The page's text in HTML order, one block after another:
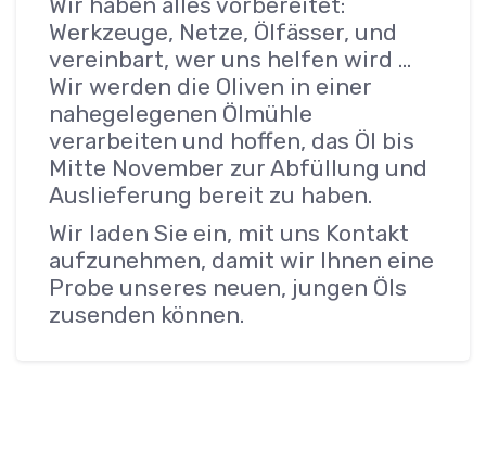
Werkzeuge, Netze, Ölfässer, und
vereinbart, wer uns helfen wird …
Wir werden die Oliven in einer
nahegelegenen Ölmühle
verarbeiten und hoffen, das Öl bis
Mitte November zur Abfüllung und
Auslieferung bereit zu haben.
Wir laden Sie ein, mit uns Kontakt
aufzunehmen, damit wir Ihnen eine
Probe unseres neuen, jungen Öls
zusenden können.